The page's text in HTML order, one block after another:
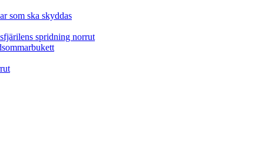
som ska skyddas
spridning norrut